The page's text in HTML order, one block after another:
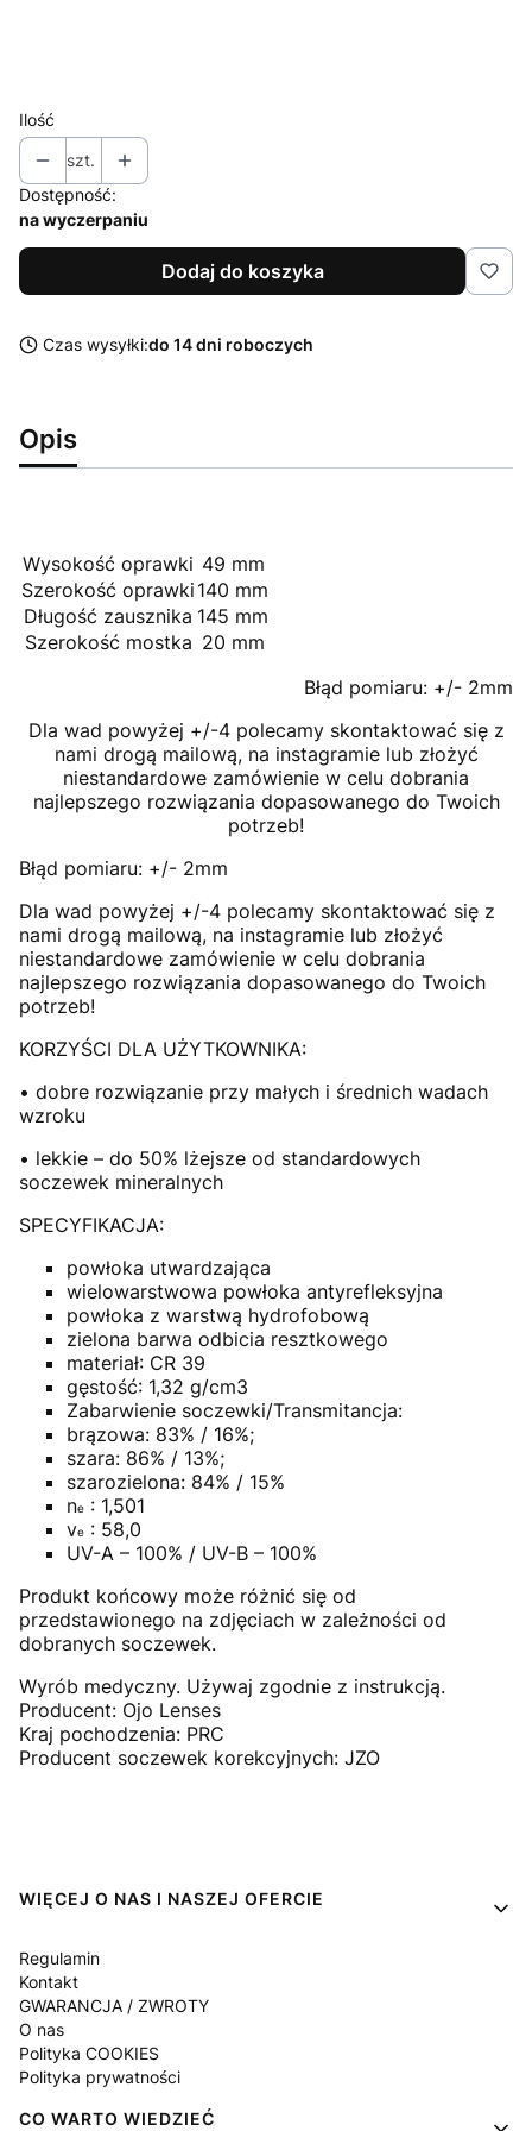
Ilość
szt.
Dostępność:
na wyczerpaniu
Dodaj do koszyka
Czas wysyłki:do 14 dni roboczych
Opis
Wysokość oprawki 49 mm
Szerokość oprawki 140 mm
Długość zausznika 145 mm
Szerokość mostka 20 mm
Błąd pomiaru: +/- 2mm
Dla wad powyżej +/-4 polecamy skontaktować się z
nami drogą mailową, na instagramie lub złożyć
niestandardowe zamówienie w celu dobrania
najlepszego rozwiązania dopasowanego do Twoich
potrzeb!
Błąd pomiaru: +/- 2mm
Dla wad powyżej +/-4 polecamy skontaktować się z
nami drogą mailową, na instagramie lub złożyć
niestandardowe zamówienie w celu dobrania
najlepszego rozwiązania dopasowanego do Twoich
potrzeb!
KORZYŚCI DLA UŻYTKOWNIKA:
• dobre rozwiązanie przy małych i średnich wadach
wzroku
• lekkie – do 50% lżejsze od standardowych
soczewek mineralnych
SPECYFIKACJA:
powłoka utwardzająca
wielowarstwowa powłoka antyrefleksyjna
powłoka z warstwą hydrofobową
zielona barwa odbicia resztkowego
materiał: CR 39
gęstość: 1,32 g/cm3
Zabarwienie soczewki/Transmitancja:
brązowa: 83% / 16%;
szara: 86% / 13%;
szarozielona: 84% / 15%
ne : 1,501
ve : 58,0
UV-A – 100% / UV-B – 100%
Produkt końcowy może różnić się od
przedstawionego na zdjęciach w zależności od
dobranych soczewek.
Wyrób medyczny. Używaj zgodnie z instrukcją.
Producent: Ojo Lenses
Kraj pochodzenia: PRC
Producent soczewek korekcyjnych: JZO
Linki w stopce
WIĘCEJ O NAS I NASZEJ OFERCIE
Regulamin
Kontakt
GWARANCJA / ZWROTY
O nas
Polityka COOKIES
Polityka prywatności
CO WARTO WIEDZIEĆ